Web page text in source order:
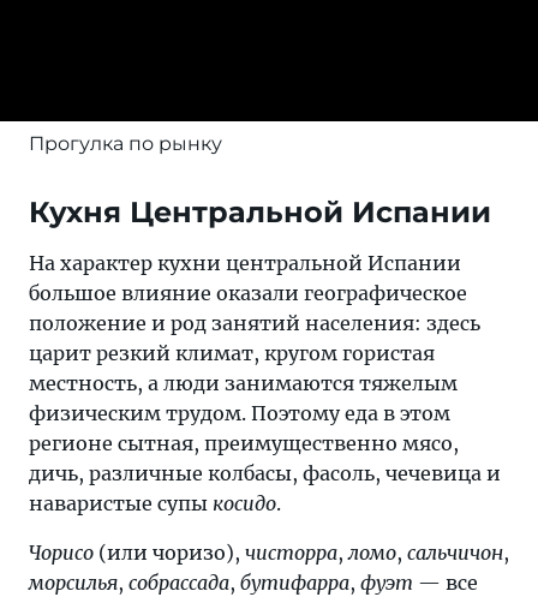
Прогулка по рынку
Кухня Центральной Испании
На характер кухни центральной Испании
большое влияние оказали географическое
положение и род занятий населения: здесь
царит резкий климат, кругом гористая
местность, а люди занимаются тяжелым
физическим трудом. Поэтому еда в этом
регионе сытная, преимущественно мясо,
дичь, различные колбасы, фасоль, чечевица и
наваристые супы косидо.
Чорисо (или чоризо), чисторра,ломо, сальчичон,
морсилья, собрассада, бутифарра, фуэт — все